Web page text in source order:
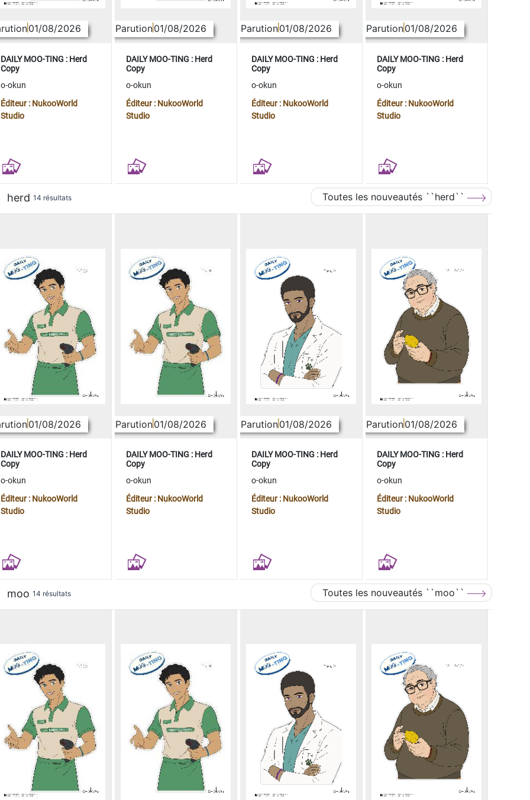
01/08/2026
DAILY MOO-TING : Herd
Copy
o-okun
Éditeur : NukooWorld
Studio
Parution01/08/2026
DAILY MOO-TING : Herd
Copy
o-okun
Éditeur : NukooWorld
Studio
Parution01/08/2026
DAILY MOO-TING : Herd
Copy
o-okun
Éditeur : NukooWorld
Studio
Parution01/08/2026
DAILY MOO-TING : Herd
Copy
o-okun
Éditeur : NukooWorld
Studio
herd 14 résultats Toutes les nouveautés ``herd``
01/08/2026
DAILY MOO-TING : Herd
Copy
o-okun
Éditeur : NukooWorld
Studio
Parution01/08/2026
DAILY MOO-TING : Herd
Copy
o-okun
Éditeur : NukooWorld
Studio
Parution01/08/2026
DAILY MOO-TING : Herd
Copy
o-okun
Éditeur : NukooWorld
Studio
Parution01/08/2026
DAILY MOO-TING : Herd
Copy
o-okun
Éditeur : NukooWorld
Studio
moo 14 résultats Toutes les nouveautés ``moo``